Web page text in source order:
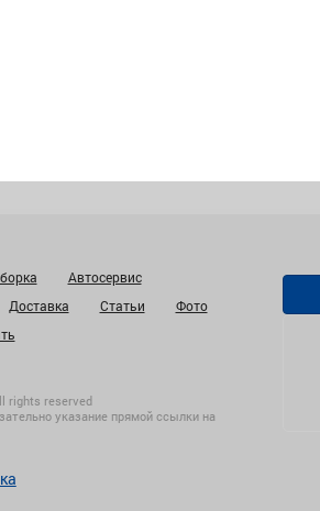
Автосервис
Доставка Статьи
Фото
rights reserved
указание прямой ссылки на